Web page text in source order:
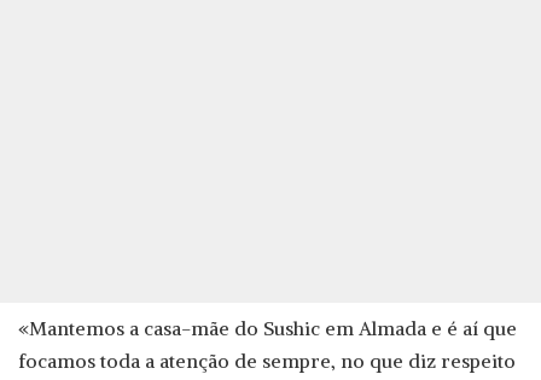
«Mantemos a casa-mãe do Sushic em Almada e é aí que
focamos toda a atenção de sempre, no que diz respeito